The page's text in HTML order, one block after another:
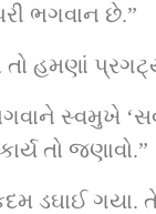
ભગવાન છે.”
હમણાં
સ્વમુખે
તો જણાવો.”
ડઘાઈ